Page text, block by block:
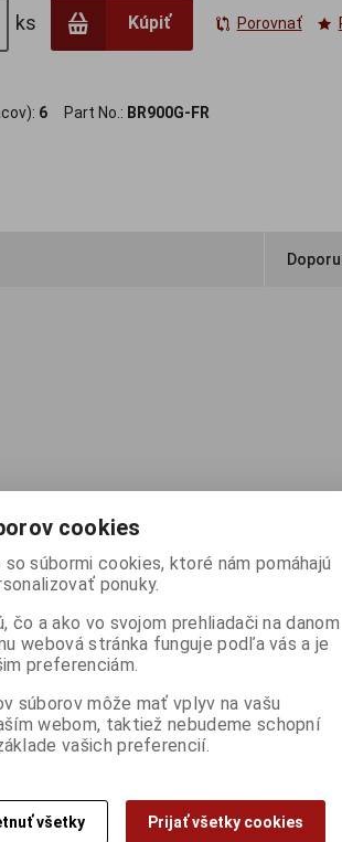
ks Kúpiť Porovnať
6 Part No.: BR900G-FR
cookies
súbormi cookies, ktoré nám pomáhajú
ponuky.
čo a ako vo svojom prehliadači na danom
webová stránka funguje podľa vás a je
preferenciám.
súborov môže mať vplyv na vašu
webom, taktiež nebudeme schopní
vašich preferencií.
všetky Prijať všetky cookies